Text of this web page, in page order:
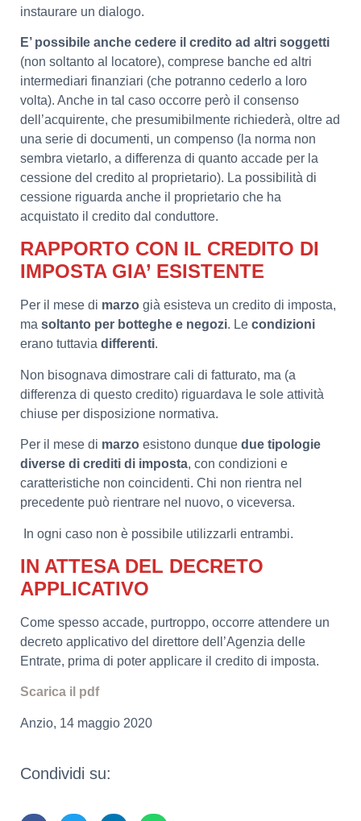
instaurare un dialogo.
E’ possibile anche cedere il credito ad altri soggetti
(non soltanto al locatore), comprese banche ed altri
intermediari finanziari (che potranno cederlo a loro
volta). Anche in tal caso occorre però il consenso
dell’acquirente, che presumibilmente richiederà, oltre ad
una serie di documenti, un compenso (la norma non
sembra vietarlo, a differenza di quanto accade per la
cessione del credito al proprietario). La possibilità di
cessione riguarda anche il proprietario che ha
acquistato il credito dal conduttore.
RAPPORTO CON IL CREDITO DI
IMPOSTA GIA’ ESISTENTE
Per il mese di marzo già esisteva un credito di imposta,
ma soltanto per botteghe e negozi. Le condizioni
erano tuttavia differenti.
Non bisognava dimostrare cali di fatturato, ma (a
differenza di questo credito) riguardava le sole attività
chiuse per disposizione normativa.
Per il mese di marzo esistono dunque due tipologie
diverse di crediti di imposta, con condizioni e
caratteristiche non coincidenti. Chi non rientra nel
precedente può rientrare nel nuovo, o viceversa.
In ogni caso non è possibile utilizzarli entrambi.
IN ATTESA DEL DECRETO
APPLICATIVO
Come spesso accade, purtroppo, occorre attendere un
decreto applicativo del direttore dell’Agenzia delle
Entrate, prima di poter applicare il credito di imposta.
Scarica il pdf
Anzio, 14 maggio 2020
Condividi su: